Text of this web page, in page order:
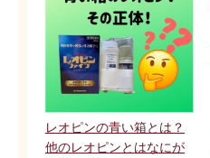
レオピンの青い箱とは？
他のレオピンとはなにが